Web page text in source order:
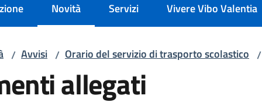
Novità
Menu selezionato
Servizi Vivere Vibo Valentia
/ Avvisi / Orario del servizio di trasporto scolastico /
allegati